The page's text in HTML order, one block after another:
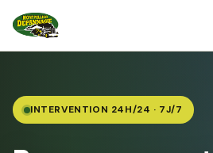
INTERVENTION 24H/24 · 7J/7